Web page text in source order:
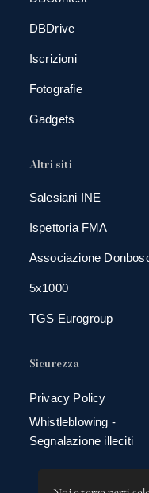
DBDrive
Iscrizioni
Fotografie
Gadgets
Altri siti
Salesiani INE
Ispettoria FMA
Associazione
5x1000
TGS Eurogroup
Sicurezza
Privacy Policy
Whistleblowing -
Segnalazione illeciti